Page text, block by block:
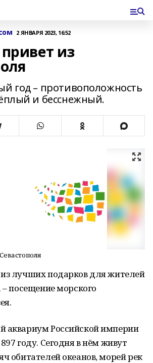
2 ЯНВАРЯ 2023, 16:52
из
год – противоположность
и бесснежный.
лучших подарков для жителей
– посещение морского
аквариум Российской империи
году. Сегодня в нём живут
обитателей океанов, морей рек